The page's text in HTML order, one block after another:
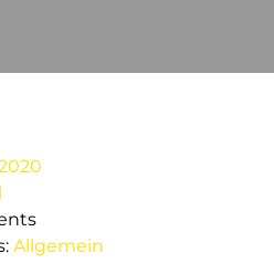
Allgemein